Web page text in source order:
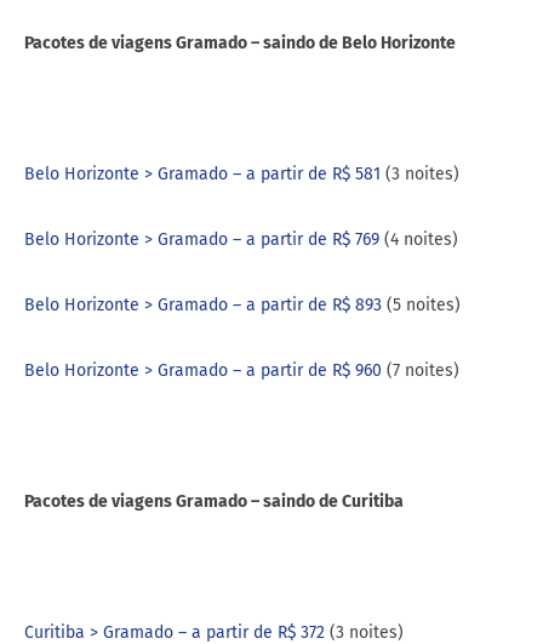
Pacotes de viagens Gramado – saindo de Belo Horizonte
Belo Horizonte > Gramado – a partir de R$ 581 (3 noites)
Belo Horizonte > Gramado – a partir de R$ 769 (4 noites)
Belo Horizonte > Gramado – a partir de R$ 893 (5 noites)
Belo Horizonte > Gramado – a partir de R$ 960 (7 noites)
Pacotes de viagens Gramado – saindo de Curitiba
Curitiba > Gramado – a partir de R$ 372 (3 noites)